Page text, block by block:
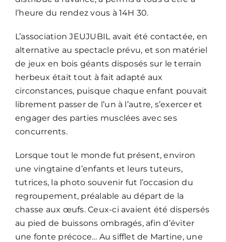
l’heure du rendez vous à 14H 30.
L’association JEUJUBIL avait été contactée, en
alternative au spectacle prévu, et son matériel
de jeux en bois géants disposés sur le terrain
herbeux était tout à fait adapté aux
circonstances, puisque chaque enfant pouvait
librement passer de l’un à l’autre, s’exercer et
engager des parties musclées avec ses
concurrents.
Lorsque tout le monde fut présent, environ
une vingtaine d’enfants et leurs tuteurs,
tutrices, la photo souvenir fut l’occasion du
regroupement, préalable au départ de la
chasse aux œufs. Ceux-ci avaient été dispersés
au pied de buissons ombragés, afin d’éviter
une fonte précoce… Au sifflet de Martine, une